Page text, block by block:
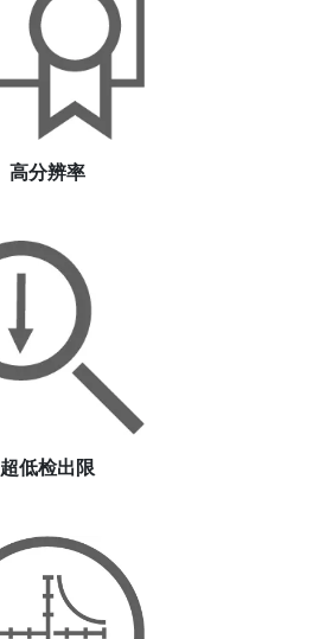
高分辨率
超低检出限